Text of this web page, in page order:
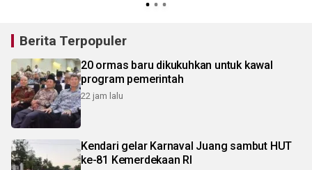
Berita Terpopuler
20 ormas baru dikukuhkan untuk kawal
program pemerintah
22 jam lalu
Kendari gelar Karnaval Juang sambut HUT
ke-81 Kemerdekaan RI